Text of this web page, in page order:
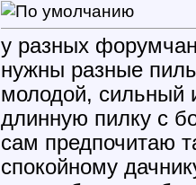
у разных
нужны разные
молодой, сильный
длинную пилку с
сам предпочитаю
спокойному